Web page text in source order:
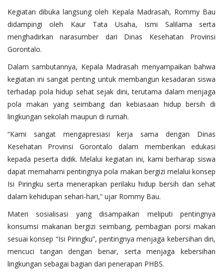
Kegiatan dibuka langsung oleh Kepala Madrasah, Rommy Bau
didampingi oleh Kaur Tata Usaha, Ismi Salilama serta
menghadirkan narasumber dari Dinas Kesehatan Provinsi
Gorontalo.
Dalam sambutannya, Kepala Madrasah menyampaikan bahwa
kegiatan ini sangat penting untuk membangun kesadaran siswa
terhadap pola hidup sehat sejak dini, terutama dalam menjaga
pola makan yang seimbang dan kebiasaan hidup bersih di
lingkungan sekolah maupun di rumah.
“Kami sangat mengapresiasi kerja sama dengan Dinas
Kesehatan Provinsi Gorontalo dalam memberikan edukasi
kepada peserta didik. Melalui kegiatan ini, kami berharap siswa
dapat memahami pentingnya pola makan bergizi melalui konsep
Isi Piringku serta menerapkan perilaku hidup bersih dan sehat
dalam kehidupan sehari-hari,” ujar Rommy Bau.
Materi sosialisasi yang disampaikan meliputi pentingnya
konsumsi makanan bergizi seimbang, pembagian porsi makan
sesuai konsep “Isi Piringku”, pentingnya menjaga kebersihan diri,
mencuci tangan dengan benar, serta menjaga kebersihan
lingkungan sebagai bagian dari penerapan PHBS.